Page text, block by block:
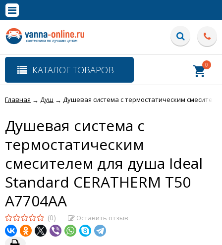
Полная версия сайта
КАТАЛОГ ТОВАРОВ 0
Главная → Душ → Душевая система с термостатическим
Душевая система с
термостатическим
смесителем для душа Ideal
Standard CERATHERM T50
A7704AA
(0) Оставить отзыв